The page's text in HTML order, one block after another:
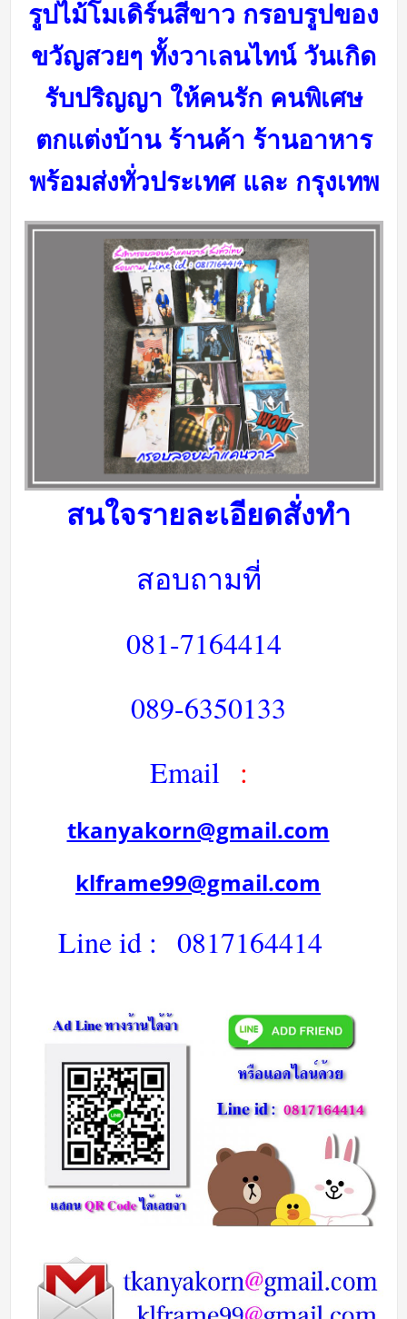
รูปไม้โมเดิร์นสีขาว กรอบรูปของ
ขวัญสวยๆ ทั้งวาเลนไทน์ วันเกิด
รับปริญญา ให้คนรัก คนพิเศษ
ตกแต่งบ้าน ร้านค้า ร้านอาหาร
พร้อมส่งทั่วประเทศ และ กรุงเทพ
สนใจรายละเอียดสั่งทำ
สอบถามที่
081-7164414
089-6350133
Email
:
tkanyakorn@gmail.com
klframe99@gmail.com
Line id : 0817164414